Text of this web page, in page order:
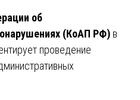
об
(КоАП РФ) в
проведение